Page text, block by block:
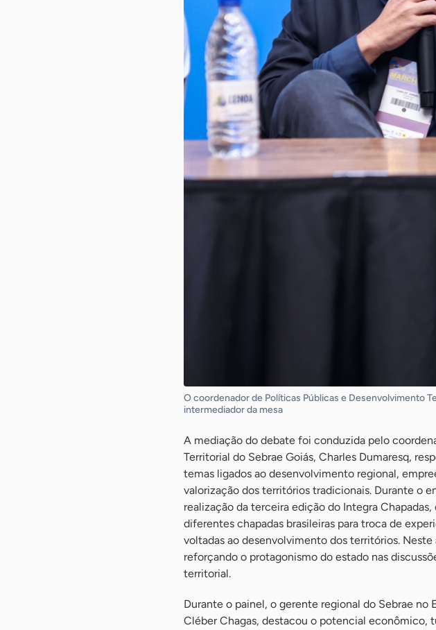
O coordenador de Políticas Públicas e Desenvolvimento
intermediador da mesa
A mediação do debate foi conduzida pelo
Territorial do Sebrae Goiás, Charles Dumaresq,
temas ligados ao desenvolvimento regional,
valorização dos territórios tradicionais. Durante o
realização da terceira edição do Integra
diferentes chapadas brasileiras para troca de
voltadas ao desenvolvimento dos territórios.
reforçando o protagonismo do estado nas
territorial.
Durante o painel, o gerente regional do Sebrae
Cléber Chagas, destacou o potencial econômico,